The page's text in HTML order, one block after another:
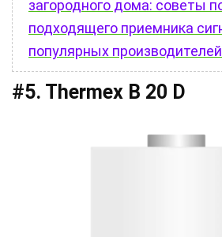
загородного дома: советы
подходящего приемника
популярных производителей
#5. Thermex B 20 D